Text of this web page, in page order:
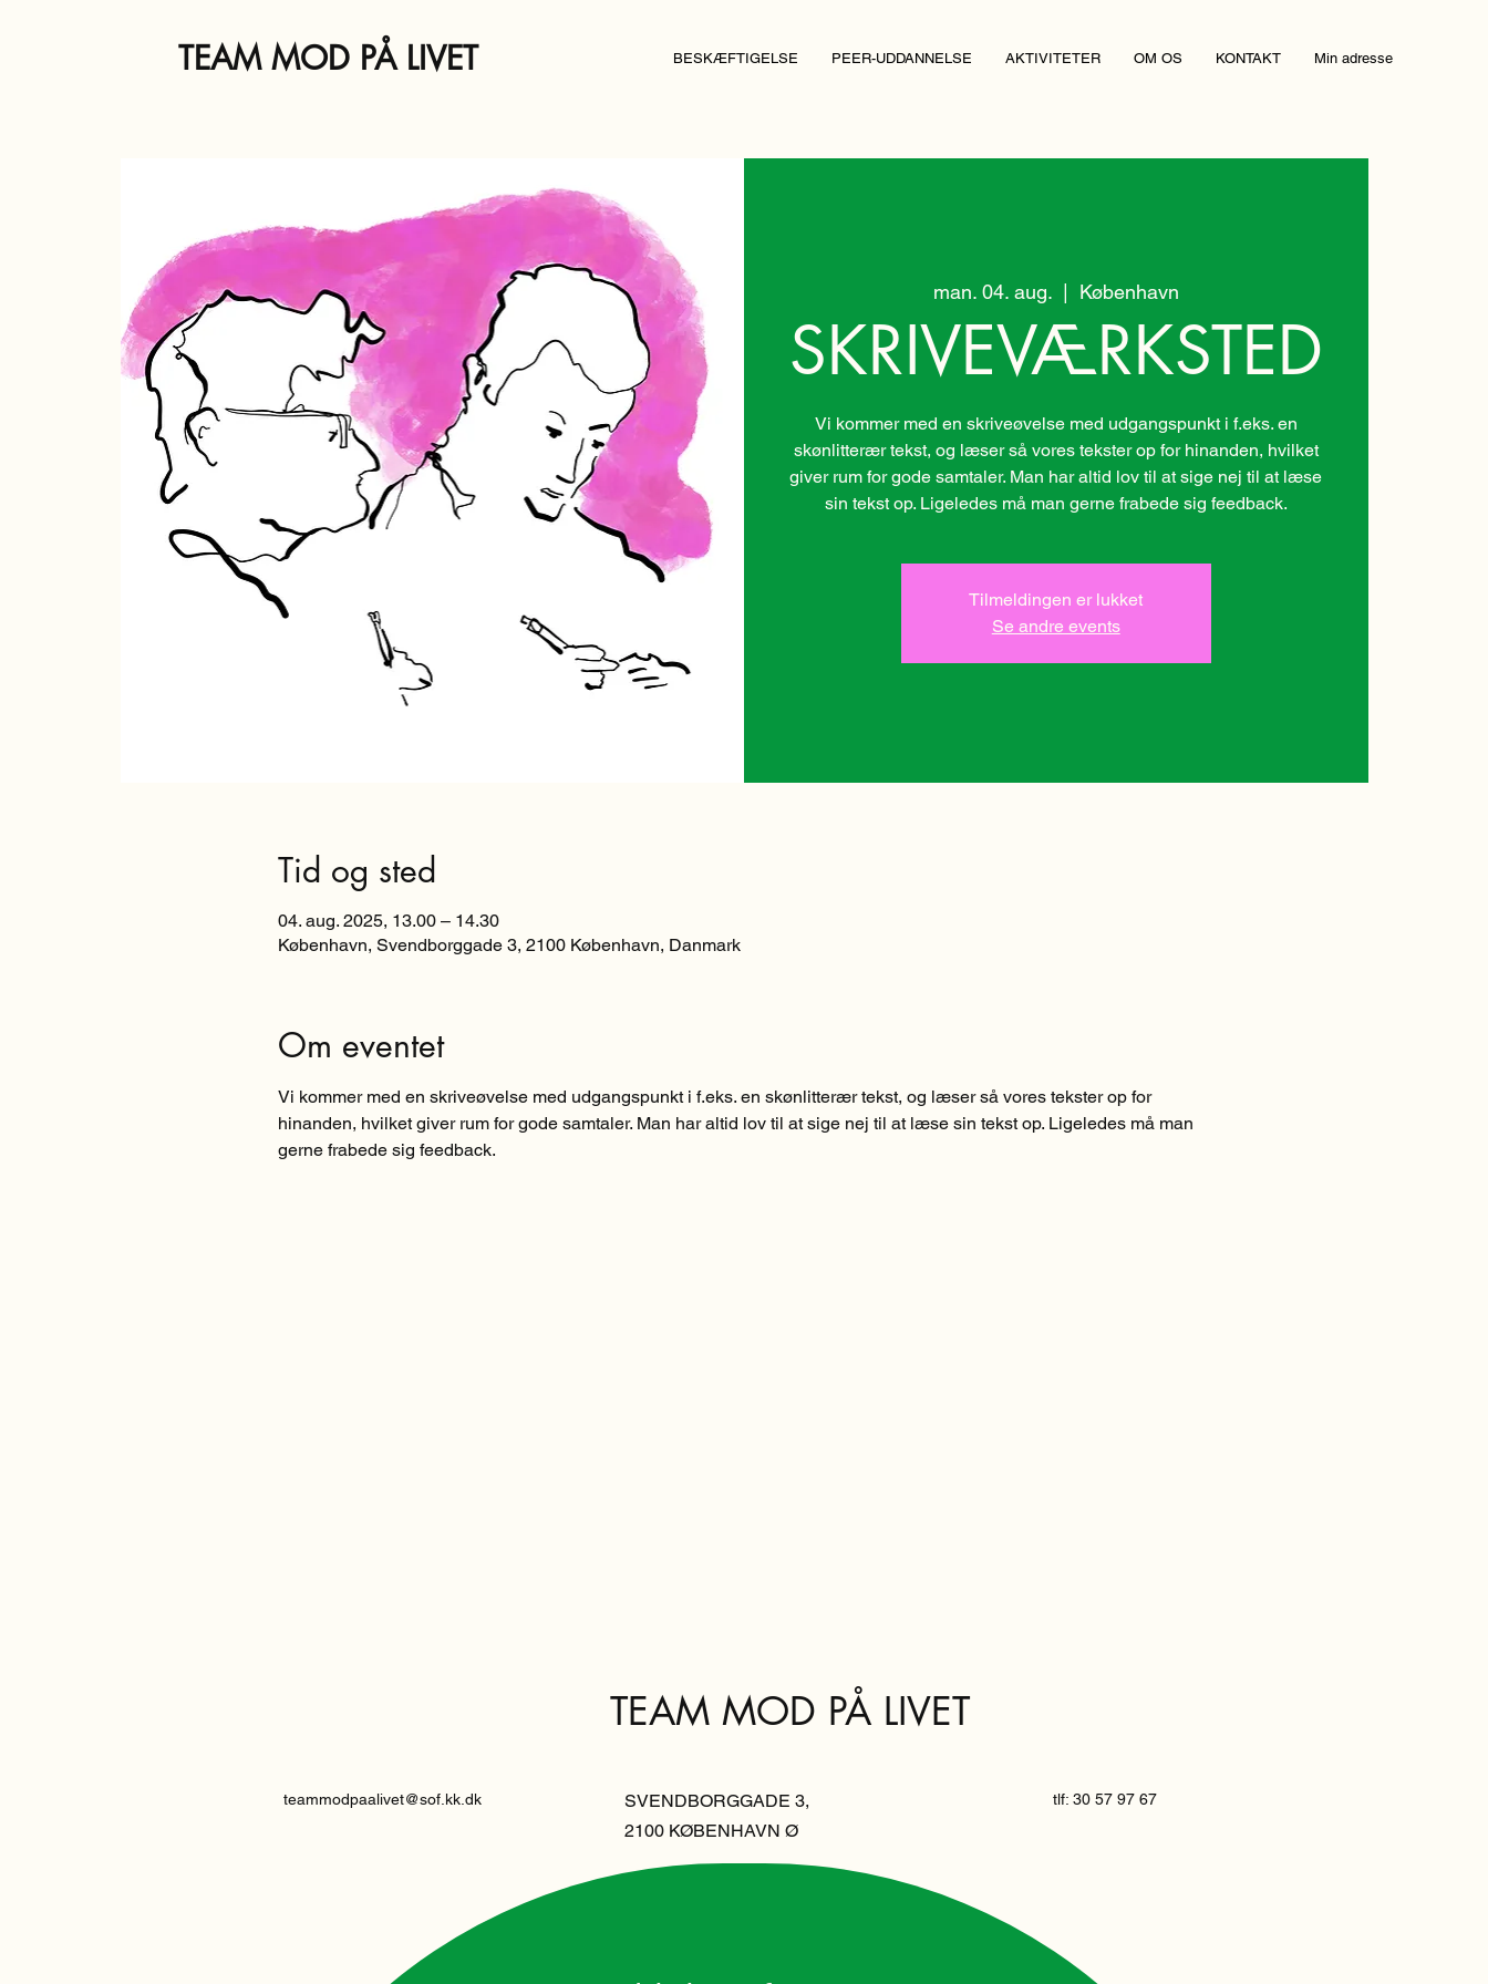
TEAM MOD PÅ LIVET BESKÆFTIGELSE PEER-UDDANNELSE AKTIVITETER OM OS KONTAKT Min adresse
man. 04. aug.
  |
København
SKRIVEVÆRKSTED
Vi kommer med en skriveøvelse med udgangspunkt i f.eks. en
skønlitterær tekst, og læser så vores tekster op for hinanden, hvilket
giver rum for gode samtaler. Man har altid lov til at sige nej til at læse
Tilmeldingen er lukket
Se andre events
Tid og sted
04. aug. 2025, 13.00 – 14.30
København, Svendborggade 3, 2100 København, Danmark
Om eventet
Vi kommer med en skriveøvelse med udgangspunkt i f.eks. en skønlitterær tekst, og læser så vores tekster op for
hinanden, hvilket giver rum for gode samtaler. Man har altid lov til at sige nej til at læse sin tekst op. Ligeledes må man
gerne frabede sig feedback.
TEAM MOD PÅ LIVET
teammodpaalivet@sof.kk.dk
SVENDBORGGADE 3,
2100 KØBENHAVN Ø
tlf: 30 57 97 67